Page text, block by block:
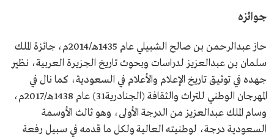
جوائزه
حاز عبدالرحمن بن صالح الشبيلي عام 1435هـ/2014م، جائزة الملك
سلمان بن عبدالعزيز لدراسات وبحوث تاريخ الجزيرة العربية، نظير
جهده في توثيق تاريخ الإعلام والأعلام في السعودية، كما نال في
المهرجان الوطني للتراث والثقافة (الجنادرية31) عام 1438هـ/2017م،
وسام الملك عبدالعزيز من الدرجة الأولى، وهو ثالث الأوسمة
السعودية درجة، لوطنيته العالية ولكل ما قدمه في سبيل رفعة